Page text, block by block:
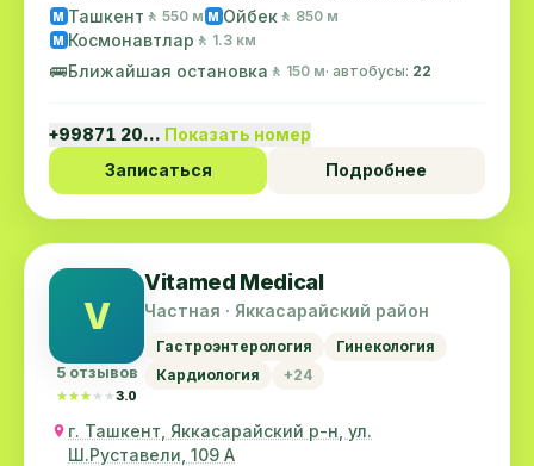
M Ташкент 🚶 550 м M Ойбек 🚶 850 м
M Космонавтлар 🚶 1.3 км
🚌Ближайшая остановка 🚶 150 м· автобусы: 22
+99871 20… Показать номер
Записаться
Подробнее
V
5 отзывов
★★★★★
★★★★★3.0
Vitamed Medical
Частная · Яккасарайский район
Гастроэнтерология
Гинекология
Кардиология
+24
г. Ташкент, Яккасарайский р-н, ул.
Ш.Руставели, 109 А